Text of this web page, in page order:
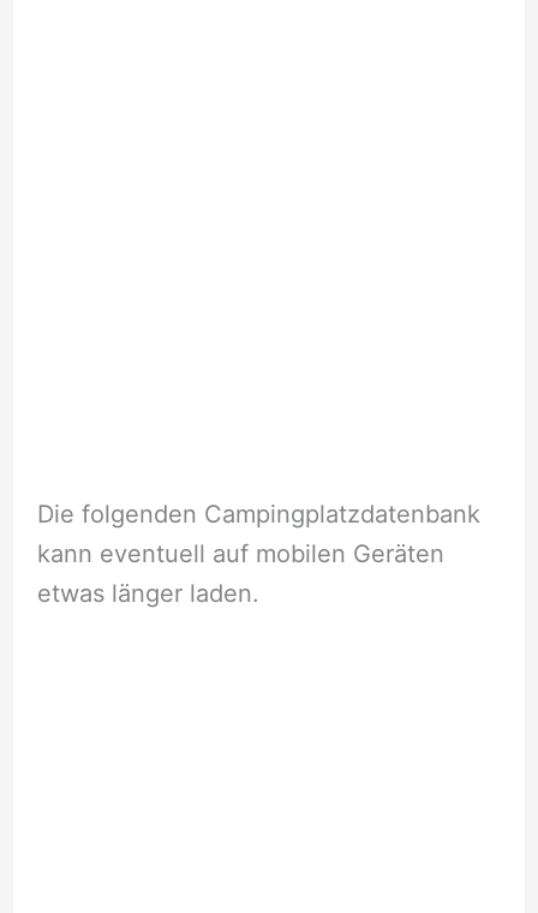
Die folgenden Campingplatzdatenbank
kann eventuell auf mobilen Geräten
etwas länger laden.